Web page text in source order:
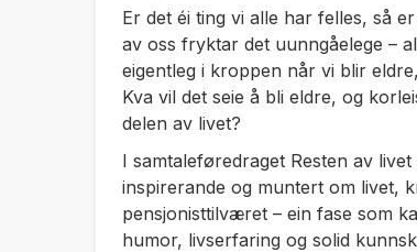
Er det éi ting vi alle har felles, så
av oss fryktar det uunngåelege –
eigentleg i kroppen når vi blir
Kva vil det seie å bli eldre, og
delen av livet?
I samtaleføredraget Resten av
inspirerande og muntert om livet,
pensjonisttilværet – ein fase som
humor, livserfaring og solid